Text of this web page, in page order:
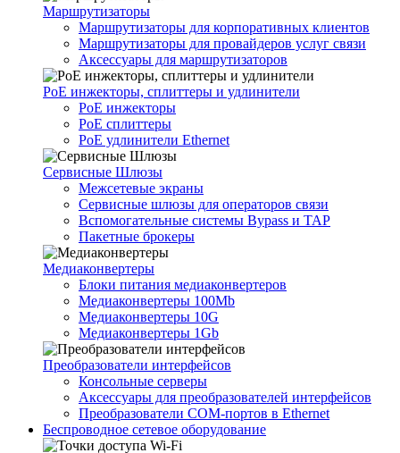
Маршрутизаторы
Маршрутизаторы для корпоративных клиентов
Маршрутизаторы для провайдеров услуг связи
Аксессуары для маршрутизаторов
PoE инжекторы, сплиттеры и удлинители
PoE инжекторы
PoE сплиттеры
PoE удлинители Ethernet
Сервисные Шлюзы
Межсетевые экраны
Сервисные шлюзы для операторов связи
Вспомогательные системы Bypass и TAP
Пакетные брокеры
Медиаконвертеры
Блоки питания медиаконвертеров
Медиаконвертеры 100Mb
Медиаконвертеры 10G
Медиаконвертеры 1Gb
Преобразователи интерфейсов
Консольные серверы
Аксессуары для преобразователей интерфейсов
Преобразователи COM-портов в Ethernet
Беспроводное сетевое оборудование